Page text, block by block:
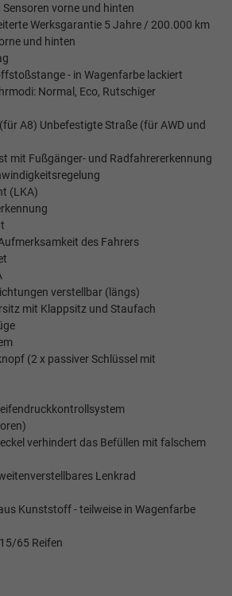
vorne und hinten
Werksgarantie 5 Jahre / 200.000 km
und hinten
- in Wagenfarbe lackiert
Normal, Eco, Rutschiger
A8) Unbefestigte Straße (für AWD und
mit Fußgänger- und Radfahrererkennung
(LKA)
des Fahrers
verstellbar (längs)
mit Klappsitz und Staufach
(2 x passiver Schlüssel mit
verhindert das Befüllen mit falschem
Lenkrad
Kunststoff - teilweise in Wagenfarbe
65 Reifen